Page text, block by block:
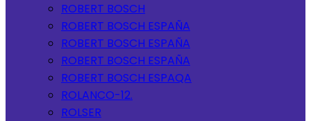
ROBERT BOSCH
ROBERT BOSCH ESPAÑA
ROBERT BOSCH ESPAÑA
ROBERT BOSCH ESPAÑA
ROBERT BOSCH ESPAQA
ROLANCO-12.
ROLSER